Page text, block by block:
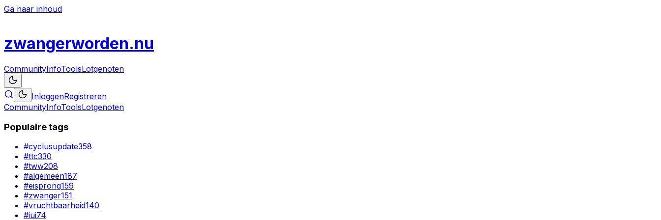
Ga naar inhoud
zwangerworden.nu
CommunityInfoToolsLotgenoten
InloggenRegistreren
CommunityInfoToolsLotgenoten
Populaire tags
#cyclusupdate358
#ttc330
#tww208
#algemeen187
#eisprong159
#zwanger151
#vruchtbaarheid140
#iui74